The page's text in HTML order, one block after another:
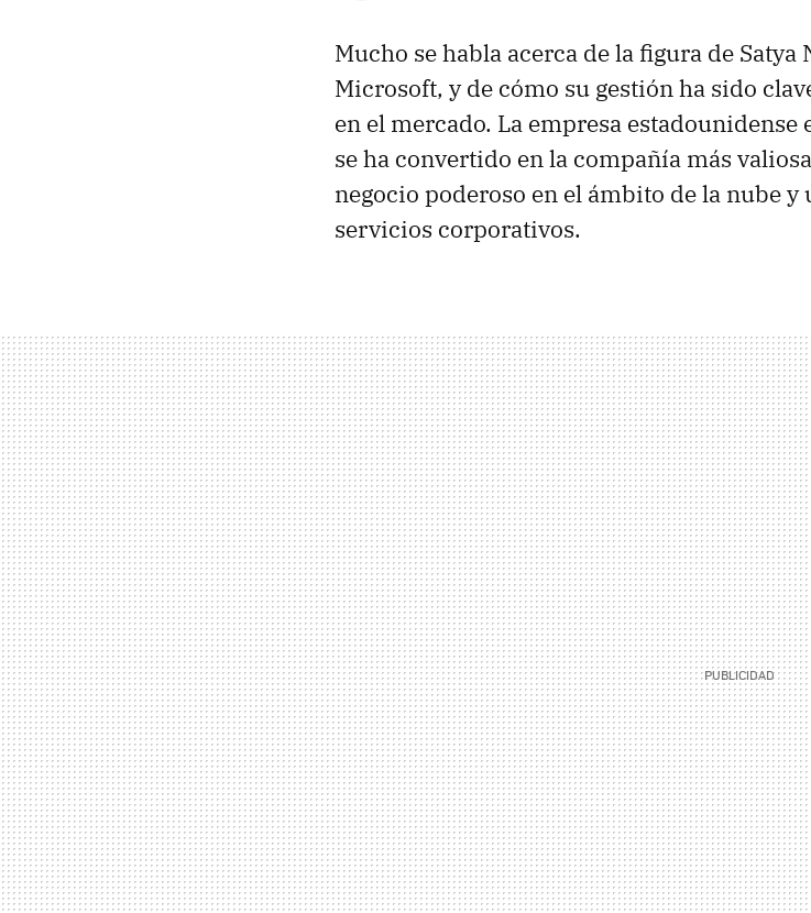
Mucho se habla acerca de la figura de
Microsoft, y de cómo su gestión ha sido
en el mercado. La empresa estadounidense
se ha convertido en la compañía más
negocio poderoso en el ámbito de la nube y
servicios corporativos.